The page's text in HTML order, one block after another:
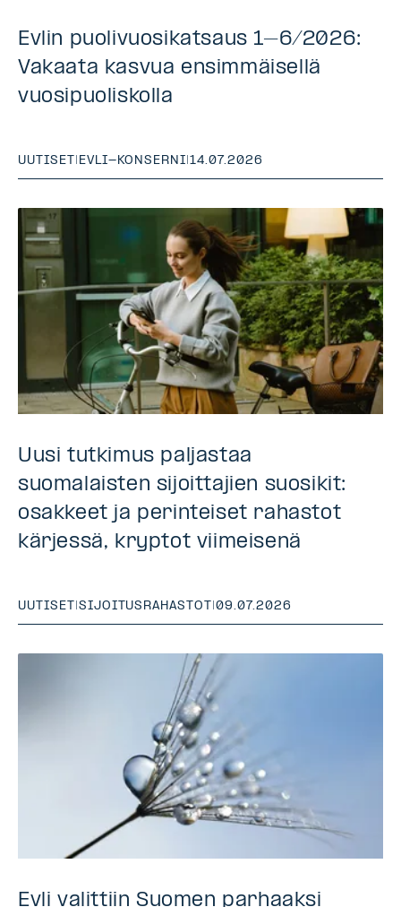
Evlin puolivuosikatsaus 1–6/2026:
Vakaata kasvua ensimmäisellä
vuosipuoliskolla
UUTISET | EVLI-KONSERNI|14.07.2026
Uusi tutkimus paljastaa
suomalaisten sijoittajien suosikit:
osakkeet ja perinteiset rahastot
kärjessä, kryptot viimeisenä
UUTISET SIJOITUSRAHASTOT |09.07.2026
Evli valittiin Suomen parhaaksi